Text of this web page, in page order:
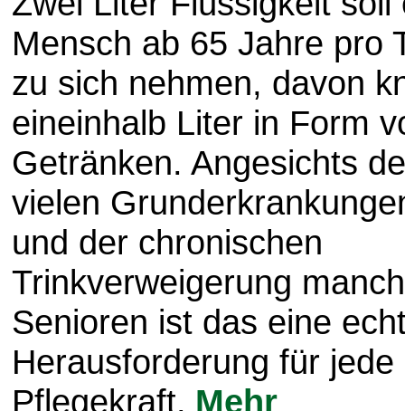
Mensch ab 65 Jahre pro
zu sich nehmen, davon
eineinhalb Liter in Form
Getränken. Angesichts
vielen
und der chronischen
Trinkverweigerung
Senioren ist das eine
Herausforderung für jede
Pflegekraft. Mehr